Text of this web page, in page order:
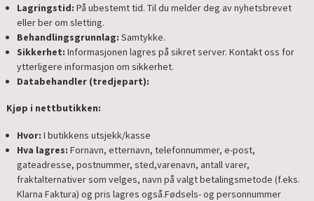
Lagringstid: På ubestemt tid. Til du melder deg av nyhetsbrevet
eller ber om sletting.
Behandlingsgrunnlag: Samtykke.
Sikkerhet: Informasjonen lagres på sikret server. Kontakt oss for
ytterligere informasjon om sikkerhet.
Databehandler (tredjepart):
Kjøp i nettbutikken:
Hvor: I butikkens utsjekk/kasse
Hva lagres: Fornavn, etternavn, telefonnummer, e-post,
gateadresse, postnummer, sted,varenavn, antall varer,
fraktalternativer som velges, navn på valgt betalingsmetode (f.eks.
Klarna Faktura) og pris lagres også.Fødsels- og personnummer